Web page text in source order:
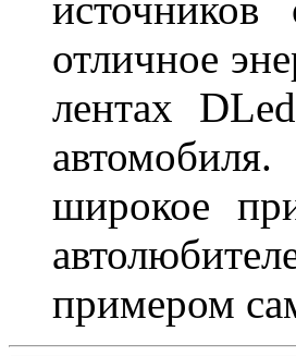
отличное
лентах
широкое
примером